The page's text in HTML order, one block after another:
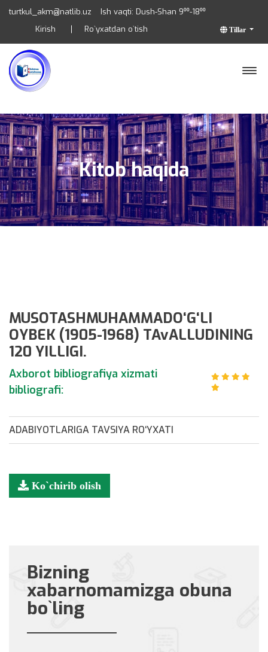
turtkul_akm@natlib.uz Ish vaqti: Dush-Shan 9⁰⁰-18⁰⁰
Tillar
Kirish Ro`yxatdan o`tish
Kitob haqida
MUSOTASHMUHAMMADO‘G‘LI
OYBEK (1905-1968) TAvALLUDINING
120 YILLIGI.
Axborot bibliografiya xizmati
bibliografi:
ADABIYOTLARIGA TAVSIYA RO‘YXATI
Ko`chirib olish
Bizning
xabarnomamizga obuna
bo`ling